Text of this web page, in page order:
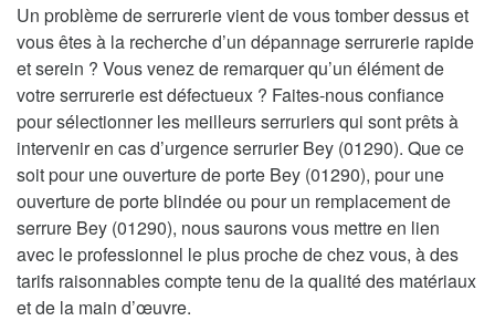
Un problème de serrurerie vient de vous tomber dessus et
vous êtes à la recherche d’un dépannage serrurerie rapide
et serein ? Vous venez de remarquer qu’un élément de
votre serrurerie est défectueux ? Faites-nous confiance
pour sélectionner les meilleurs serruriers qui sont prêts à
intervenir en cas d’urgence serrurier Bey (01290). Que ce
soit pour une ouverture de porte Bey (01290), pour une
ouverture de porte blindée ou pour un remplacement de
serrure Bey (01290), nous saurons vous mettre en lien
avec le professionnel le plus proche de chez vous, à des
tarifs raisonnables compte tenu de la qualité des matériaux
et de la main d’œuvre.